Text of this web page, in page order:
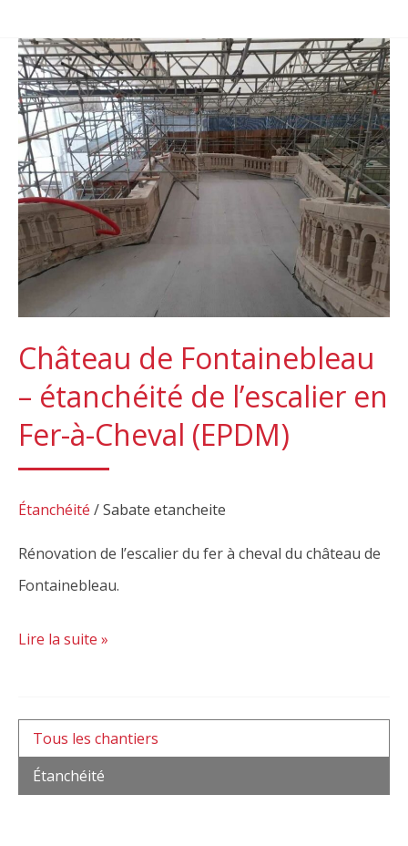
Tous les chantiers
Étanchéité
Château de Fontainebleau
– étanchéité de l’escalier en
Fer-à-Cheval (EPDM)
Étanchéité /Sabate etancheite
Rénovation de l’escalier du fer à cheval du château de
Fontainebleau.
Château
de
Fontainebleau
–
étanchéité
de
l’escalier
en
Fer-
Cheval
(EPDM)
Lire la suite »